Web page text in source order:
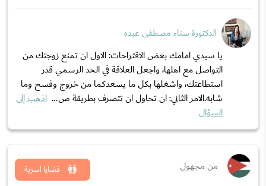
الدكتورة سناء مصطفى عبده
يا سيدي امامك بعض الاقتراحات: الاول ان تمنع زوجتك من
التواصل مع اهلها، واجعل العلاقة في الحد الرسمي قدر
استطاعتك، واشغلها بكل ما يسعدكما من خروج وفسح وما
شابه.الامر الثاني: ان تحاول ان تتصرف بطريقة ص... اذهب إلى
السؤال
من مجهول قضايا اسرية